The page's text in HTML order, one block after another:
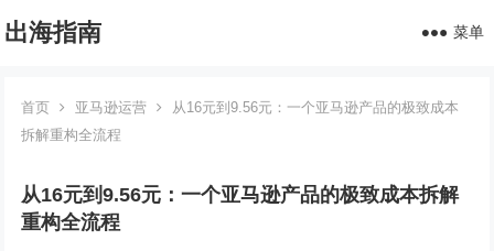
出海指南 菜单
首页 亚马逊运营
从16元到9.56元：一个亚马逊产品的极致成本
拆解重构全流程
从16元到9.56元：一个亚马逊产品的极致成本拆解
重构全流程